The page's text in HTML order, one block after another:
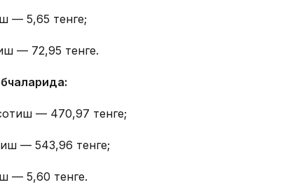
— 5,65 тенге;
— 72,95 тенге.
— 470,97 тенге;
— 543,96 тенге;
— 5,60 тенге.